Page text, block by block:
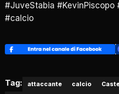
#JuveStabia
#calcio
Tag: attaccante calcio